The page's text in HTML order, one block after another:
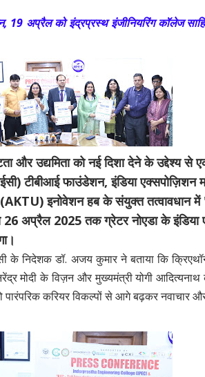
अप्रैल को इंद्रप्रस्थ इंजीनियरिंग कॉलेज
और उद्यमिता को नई दिशा देने के उद्देश्य से
टीबीआई फाउंडेशन, इंडिया एक्सपोज़िशन
इनोवेशन हब के संयुक्त तत्वावधान
2025 तक ग्रेटर नोएडा के इंडिया
के निदेशक डॉ. अजय कुमार ने बताया कि
मोदी के विज़न और मुख्यमंत्री योगी
करियर विकल्पों से आगे बढ़कर नवाचार